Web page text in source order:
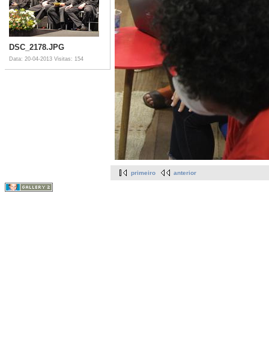
DSC_2178.JPG
Data: 20-04-2013 Visitas: 154
primeiro anterior